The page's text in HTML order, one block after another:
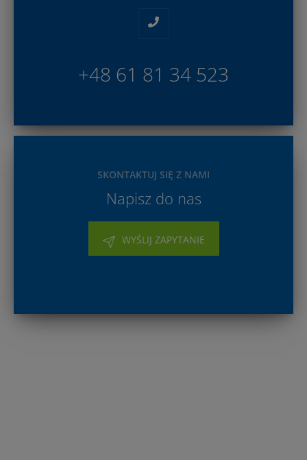
+48 61 81 34 523
SKONTAKTUJ SIĘ Z NAMI
Napisz do nas
WYŚLIJ ZAPYTANIE